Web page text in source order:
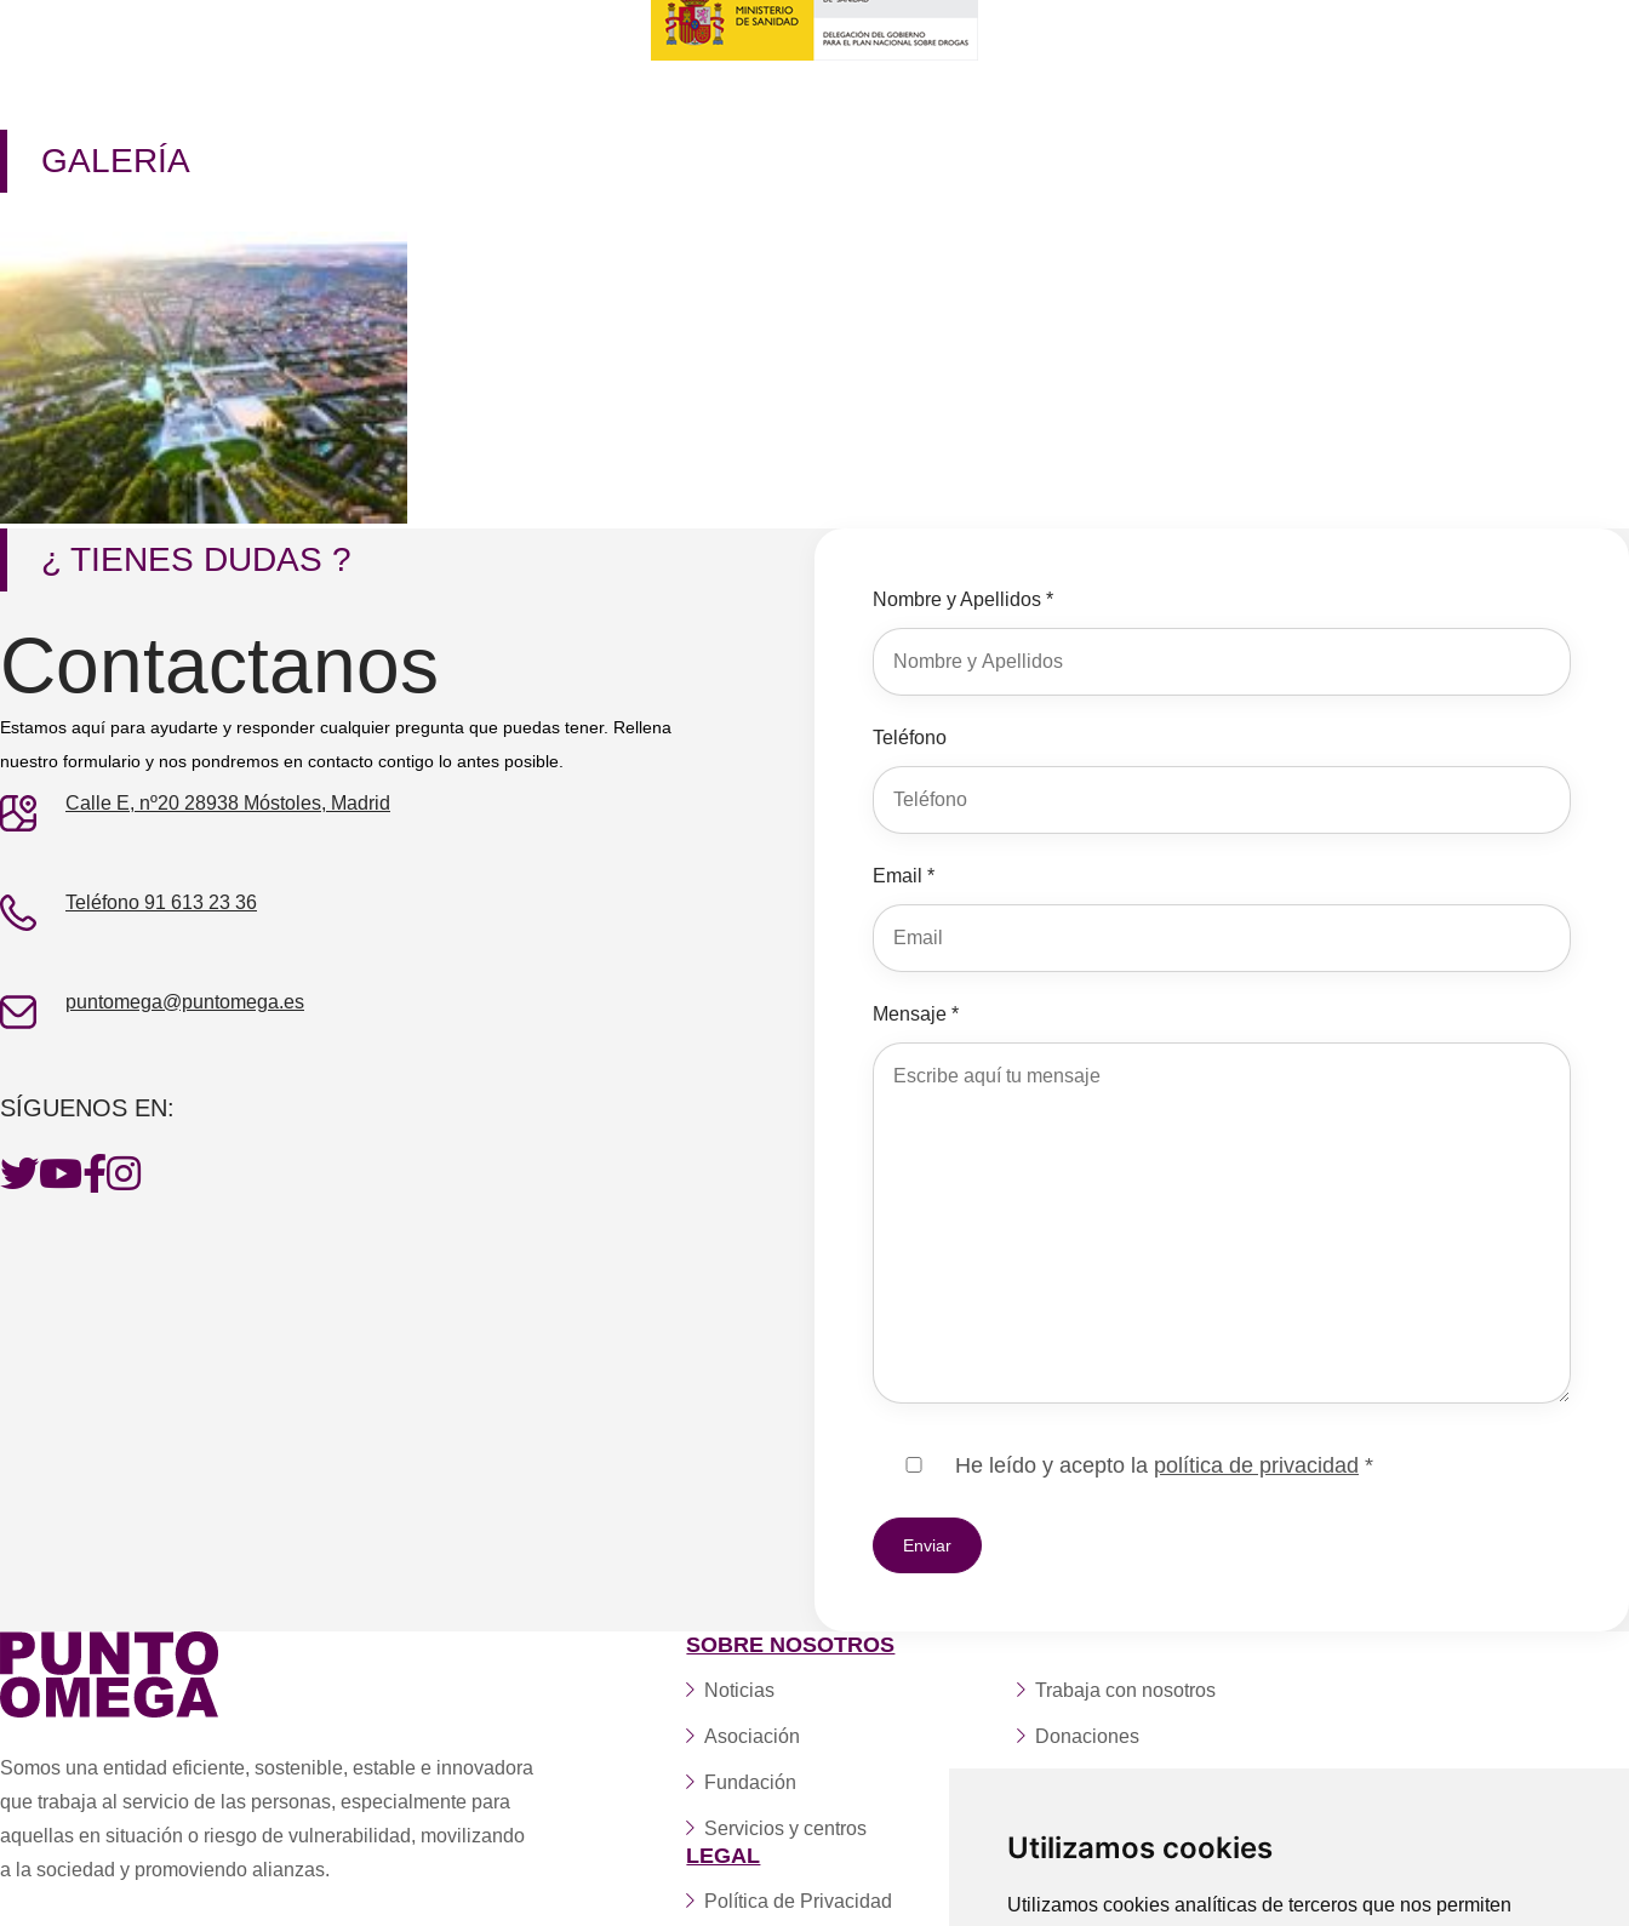
Utilizamos cookies
Utilizamos cookies analíticas de terceros que nos permiten
GALERÍA
¿ TIENES DUDAS ?
Contactanos
Estamos aquí para ayudarte y responder cualquier pregunta que puedas tener. Rellena
nuestro formulario y nos pondremos en contacto contigo lo antes posible.
Calle E, nº20 28938 Móstoles, Madrid
Teléfono 91 613 23 36
puntomega@puntomega.es
SÍGUENOS EN:
Nombre y Apellidos *
Teléfono
Email *
Mensaje *
He leído y acepto la política de privacidad *
Somos una entidad eficiente, sostenible, estable e innovadora
que trabaja al servicio de las personas, especialmente para
aquellas en situación o riesgo de vulnerabilidad, movilizando
a la sociedad y promoviendo alianzas.
SOBRE NOSOTROS
Noticias
Asociación
Fundación
Servicios y centros
Trabaja con nosotros
Donaciones
LEGAL
Política de Privacidad